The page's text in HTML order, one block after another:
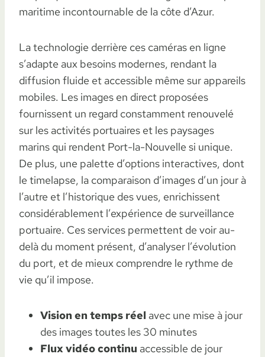
maritime incontournable de la côte d’Azur.
La technologie derrière ces caméras en ligne
s’adapte aux besoins modernes, rendant la
diffusion fluide et accessible même sur appareils
mobiles. Les images en direct proposées
fournissent un regard constamment renouvelé
sur les activités portuaires et les paysages
marins qui rendent Port-la-Nouvelle si unique.
De plus, une palette d’options interactives, dont
le timelapse, la comparaison d’images d’un jour à
l’autre et l’historique des vues, enrichissent
considérablement l’expérience de surveillance
portuaire. Ces services permettent de voir au-
delà du moment présent, d’analyser l’évolution
du port, et de mieux comprendre le rythme de
vie qu’il impose.
Vision en temps réel avec une mise à jour
des images toutes les 30 minutes
Flux vidéo continu accessible de jour